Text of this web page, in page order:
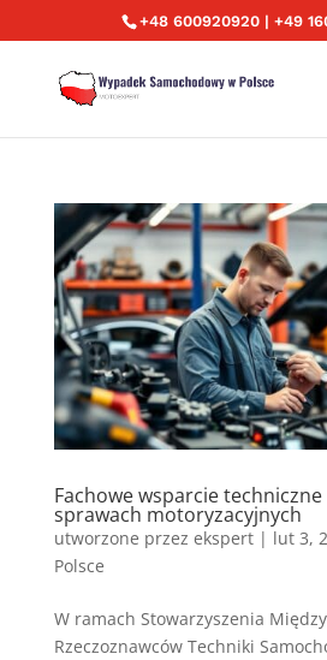
+48 600920920 | +49
Fachowe wsparcie
sprawach motoryzacyjnych
utworzone przez ekspert| lut 3,
Polsce
W ramach Stowarzyszenia
Rzeczoznawców Techniki